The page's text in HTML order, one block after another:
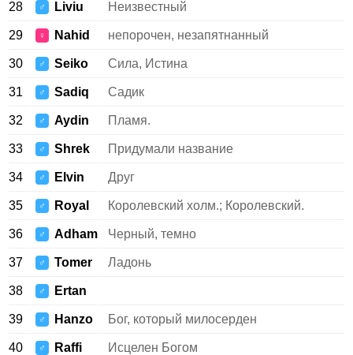
28 ♂ Liviu Неизвестный
29 ♀ Nahid непорочен, незапятнанный
30 ♂ Seiko Сила, Истина
31 ♂ Sadiq Садик
32 ♂ Aydin Пламя.
33 ♂ Shrek Придумали название
34 ♂ Elvin Друг
35 ♂ Royal Королевский холм.; Королевский.
36 ♂ Adham Черный, темно
37 ♂ Tomer Ладонь
38 ♂ Ertan
39 ♂ Hanzo Бог, который милосерден
40 ♂ Raffi Исцелен Богом